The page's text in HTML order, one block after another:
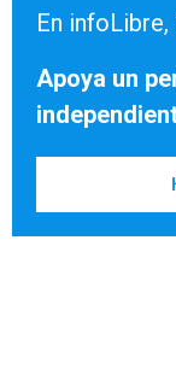
En
Apoya un